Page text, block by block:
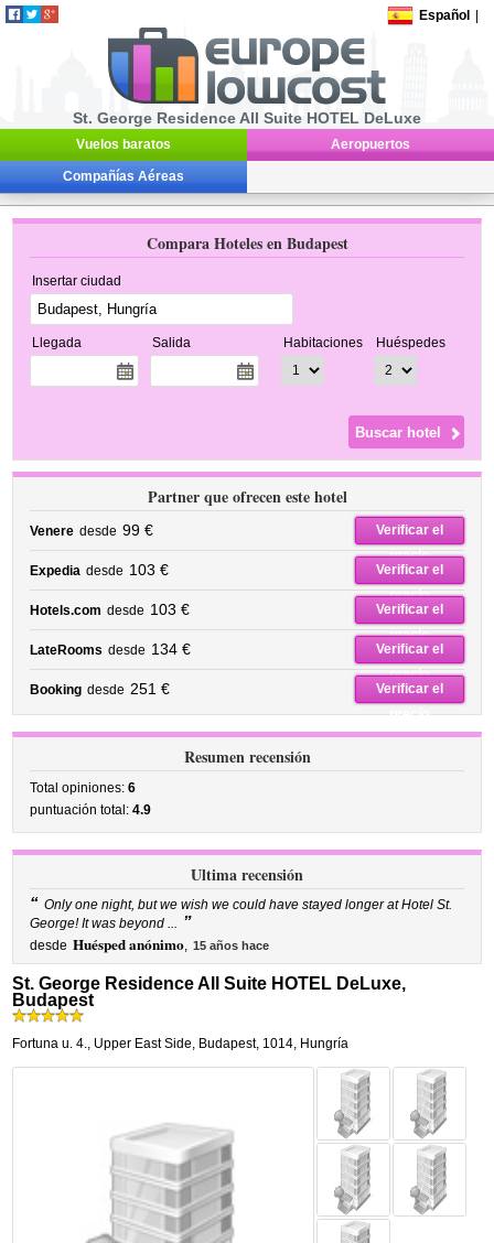
Español
St. George Residence All Suite HOTEL DeLuxe
Vuelos baratos Aeropuertos
Compañías Aéreas
Compara Hoteles en Budapest
Insertar ciudad
Llegada Salida Habitaciones Huéspedes
Partner que ofrecen este hotel
Venere desde 99 €
Verificar el
precio
Expedia desde 103 €
Verificar el
precio
Hotels.com desde 103 €
Verificar el
precio
LateRooms desde 134 €
Verificar el
precio
Booking desde 251 €
Verificar el
precio
Resumen recensión
Total opiniones:6
puntuación total:4.9
Ultima recensión
“ Only one night, but we wish we could have stayed longer at Hotel St.
George! It was beyond ... ”
desde Huésped anónimo, 15 años hace
St. George Residence All Suite HOTEL DeLuxe,
Budapest
Fortuna u. 4., Upper East Side, Budapest, 1014, Hungría